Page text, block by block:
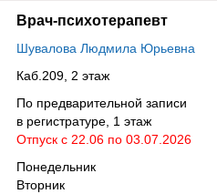
Врач-психотерапевт
Шувалова Людмила Юрьевна
Каб.209, 2 этаж
По предварительной записи
в регистратуре, 1 этаж
Отпуск с 22.06 по 03.07.2026
Понедельник
Вторник